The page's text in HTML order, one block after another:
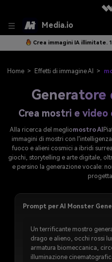
Media.io
Crea immagini IA illimitate.
Home > Effetti di immagine AI >
Generatore
Crea mostri e video
Alla ricerca del megliomostro AI
immagini di mostri con
fuoco e alieni cosmici a ibridi
giochi, storytelling e arte digitale,
e persino la generazione vocale:
Prompt per AI Monster
Un terrificante mostro
drago e alieno, occhi rossi
armatura biomeccanica,
illuminazione